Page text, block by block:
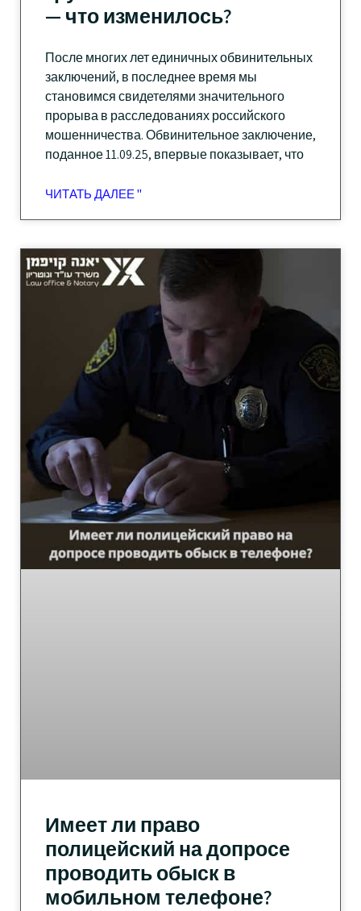
— что изменилось?
После многих лет единичных обвинительных
заключений, в последнее время мы
становимся свидетелями значительного
прорыва в расследованиях российского
мошенничества. Обвинительное заключение,
поданное 11.09.25, впервые показывает, что
ЧИТАТЬ ДАЛЕЕ "
Имеет ли право
полицейский на допросе
проводить обыск в
мобильном телефоне?